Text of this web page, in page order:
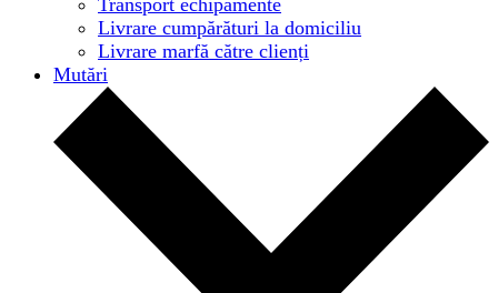
Transport echipamente
Livrare cumpărături la domiciliu
Livrare marfă către clienți
Mutări